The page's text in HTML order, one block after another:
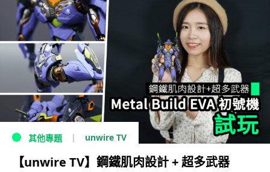
其他專題 unwire TV
【unwire TV】鋼鐵肌肉設計 + 超多武器